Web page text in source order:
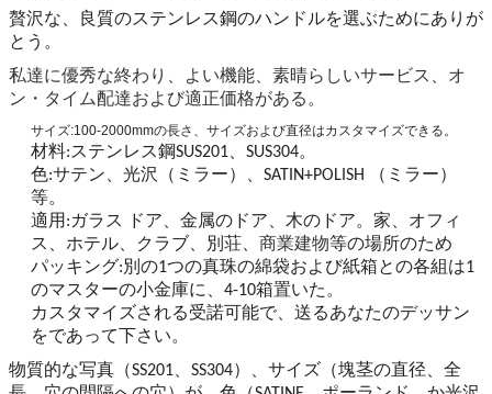
贅沢な、良質のステンレス鋼のハンドルを選ぶためにありが
とう。
私達に優秀な終わり、よい機能、素晴らしいサービス、オ
ン・タイム配達および適正価格がある。
サイズ:100-2000mmの長さ、サイズおよび直径はカスタマイズできる。
材料:ステンレス鋼SUS201、SUS304。
色:サテン、光沢（ミラー）、SATIN+POLISH （ミラー）
等。
適用:ガラス ドア、金属のドア、木のドア。家、オフィ
ス、ホテル、クラブ、別荘、 商業建物等の場所のため
パッキング:別の1つの真珠の綿袋および紙箱との各組は1
のマスターの小金庫に、4-10箱置いた。
カスタマイズされる受諾可能で、送るあなたのデッサン
をであって下さい。
物質的な写真（SS201、SS304）、サイズ（塊茎の直径、全